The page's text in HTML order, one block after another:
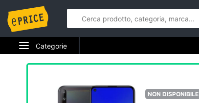
Categorie
NON DISPONIBILE